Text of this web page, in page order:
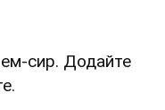
сир. Додайте